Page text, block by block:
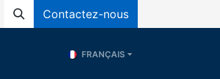
Contactez-nous
FRANÇAIS